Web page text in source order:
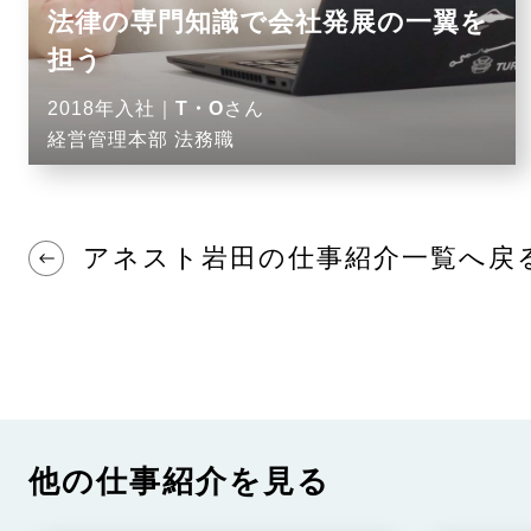
法律の専門知識で会社発展の一翼を
担う
2018年入社｜ T・Oさん
経営管理本部 法務職
アネスト岩田の仕事紹介一覧へ戻
他の仕事紹介を見る